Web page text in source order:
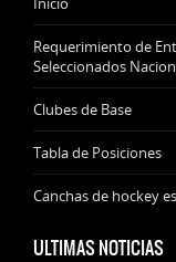
Requerimiento de
Seleccionados
Clubes de Base
Tabla de Posiciones
Canchas de hockey
ULTIMAS NOTICIAS